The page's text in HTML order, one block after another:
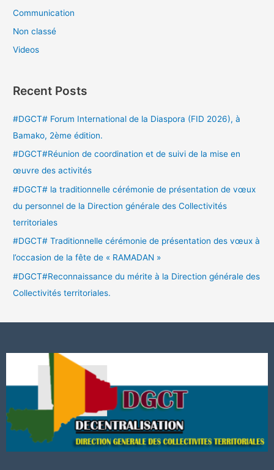
Communication
Non classé
Videos
Recent Posts
#DGCT# Forum International de la Diaspora (FID 2026), à
Bamako, 2ème édition.
#DGCT#Réunion de coordination et de suivi de la mise en
œuvre des activités
#DGCT# la traditionnelle cérémonie de présentation de vœux
du personnel de la Direction générale des Collectivités
territoriales
#DGCT# Traditionnelle cérémonie de présentation des vœux à
l’occasion de la fête de « RAMADAN »
#DGCT#Reconnaissance du mérite à la Direction générale des
Collectivités territoriales.